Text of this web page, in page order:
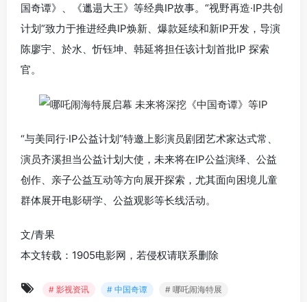
国奇谭》、《邋遢大王》等经典IP故事。“视野再造·IP共创
计划”致力于推进经典IP焕新、爆款延续和新IP开发，导演
陈廖宇、於水、忻钰坤、韩延将担任该计划首批IP 探索
官。
“与美同行·IP公益计划”特邀上影演员剧团艺术家达式常、
演员齐溪担当公益计划大使，未来将在IP公益演绎、公益
创作、亲子公益互动等方向展开探索，尤其面向困境儿童
群体展开电影研学、公益观影等长线活动。
文/青果
本文转载：1905电影网，若侵权请联系删除
# 影视资讯 # 中国奇谭
# 哪吒闹海特展